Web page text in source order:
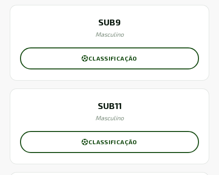
SUB9
Masculino
CLASSIFICAÇÃO
SUB11
Masculino
CLASSIFICAÇÃO